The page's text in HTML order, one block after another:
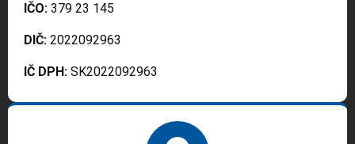
IČO: 379 23 145
DIČ: 2022092963
IČ DPH: SK2022092963